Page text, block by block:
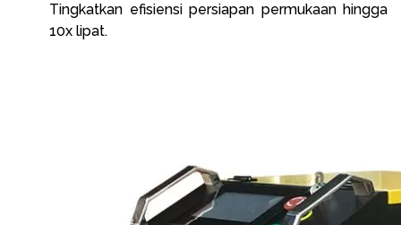
Tingkatkan efisiensi persiapan permukaan hingga
10x lipat.